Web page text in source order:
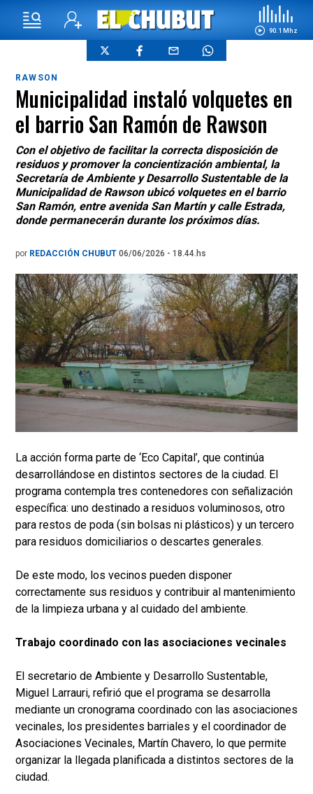
90.1 Mhz
RAWSON
Municipalidad instaló volquetes en
el barrio San Ramón de Rawson
Con el objetivo de facilitar la correcta disposición de
residuos y promover la concientización ambiental, la
Secretaría de Ambiente y Desarrollo Sustentable de la
Municipalidad de Rawson ubicó volquetes en el barrio
San Ramón, entre avenida San Martín y calle Estrada,
donde permanecerán durante los próximos días.
por REDACCIÓN CHUBUT 06/06/2026 - 18.44.hs
La acción forma parte de ‘Eco Capital’, que continúa
desarrollándose en distintos sectores de la ciudad. El
programa contempla tres contenedores con señalización
específica: uno destinado a residuos voluminosos, otro
para restos de poda (sin bolsas ni plásticos) y un tercero
para residuos domiciliarios o descartes generales.
De este modo, los vecinos pueden disponer
correctamente sus residuos y contribuir al mantenimiento
de la limpieza urbana y al cuidado del ambiente.
Trabajo coordinado con las asociaciones vecinales
El secretario de Ambiente y Desarrollo Sustentable,
Miguel Larrauri, refirió que el programa se desarrolla
mediante un cronograma coordinado con las asociaciones
vecinales, los presidentes barriales y el coordinador de
Asociaciones Vecinales, Martín Chavero, lo que permite
organizar la llegada planificada a distintos sectores de la
ciudad.